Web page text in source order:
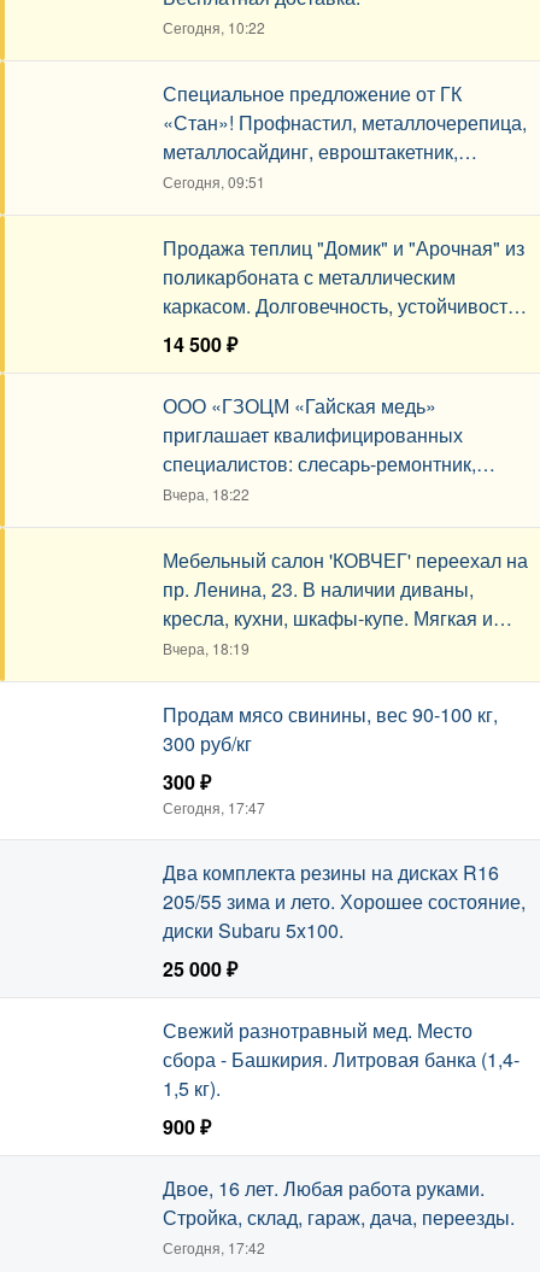
Сегодня, 10:22
Специальное предложение от ГК
«Стан»! Профнастил, металлочерепица,
металлосайдинг, евроштакетник,
водосточные системы, кровельные
аксессуары, теплицы.
Сегодня, 09:51
Продажа теплиц "Домик" и "Арочная" из
поликарбоната с металлическим
каркасом. Долговечность, устойчивость,
эстетичный дизайн.
14 500 ₽
Сегодня, 09:51
ООО «ГЗОЦМ «Гайская медь»
приглашает квалифицированных
специалистов: слесарь-ремонтник,
электромонтёр, оператор линии,
машинист крана.
Вчера, 18:22
Мебельный салон 'КОВЧЕГ' переехал на
пр. Ленина, 23. В наличии диваны,
кресла, кухни, шкафы-купе. Мягкая и
корпусная мебель на заказ.
Вчера, 18:19
Продам мясо свинины, вес 90-100 кг,
300 руб/кг
300 ₽
Сегодня, 17:47
Два комплекта резины на дисках R16
205/55 зима и лето. Хорошее состояние,
диски Subaru 5x100.
25 000 ₽
Сегодня, 17:46
Свежий разнотравный мед. Место
сбора - Башкирия. Литровая банка (1,4-
1,5 кг).
900 ₽
Сегодня, 17:43
Двое, 16 лет. Любая работа руками.
Стройка, склад, гараж, дача, переезды.
Сегодня, 17:42